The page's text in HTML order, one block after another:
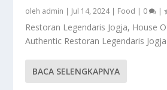
oleh admin | Jul 14, 2024| Food | 0 |
Restoran Legendaris Jogja, House
Authentic Restoran Legendaris
BACA SELENGKAPNYA